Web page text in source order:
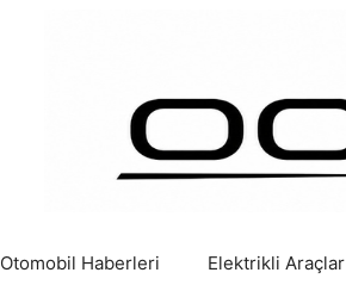
Otomobil Haberleri Elektrikli Araçlar